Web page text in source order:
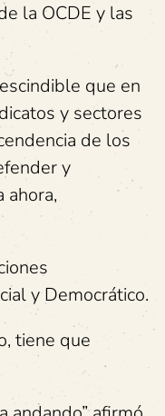
la OCDE y las
que en
y sectores
de los
y
ahora,
y Democrático.
tiene que